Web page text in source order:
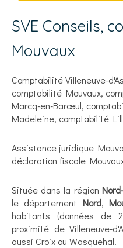
SVE Conseils,
Mouvaux
Comptabilité Villeneuve-
comptabilité Mouvaux,
Marcq-en-Barœul,
Madeleine, comptabilité
Assistance juridique
déclaration fiscale
Située dans la région
le département Nord,
habitants (données de
proximité de Villeneuve-
aussi Croix ou Wasquehal.